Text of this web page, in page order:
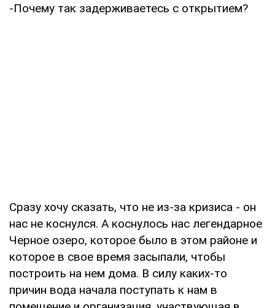
-Почему так задерживаетесь с открытием?
Сразу хочу сказать, что не из-за кризиса - он
нас не коснулся. А коснулось нас легендарное
Черное озеро, которое было в этом районе и
которое в свое время засыпали, чтобы
построить на нем дома. В силу каких-то
причин вода начала поступать к нам в